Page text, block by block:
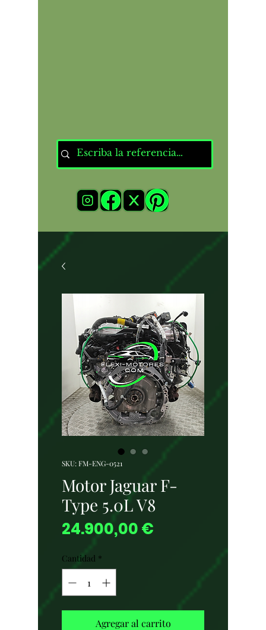
SKU: FM-ENG-0521
Motor Jaguar F-
Type 5.0L V8
24.900,00 €
Cantidad *
Agregar al carrito